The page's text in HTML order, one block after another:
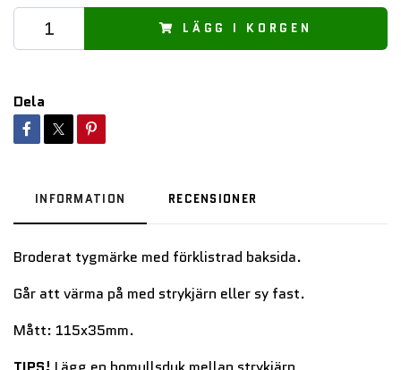
LÄGG I KORGEN
Dela
INFORMATION RECENSIONER
Broderat tygmärke med förklistrad baksida.
Går att värma på med strykjärn eller sy fast.
Mått: 115x35mm.